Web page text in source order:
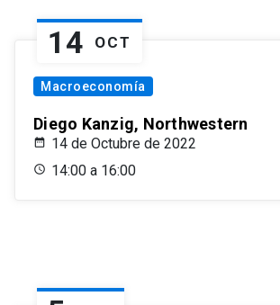
14 OCT
Macroeconomía
Diego Kanzig, Northwestern
14 de Octubre de 2022
14:00 a 16:00